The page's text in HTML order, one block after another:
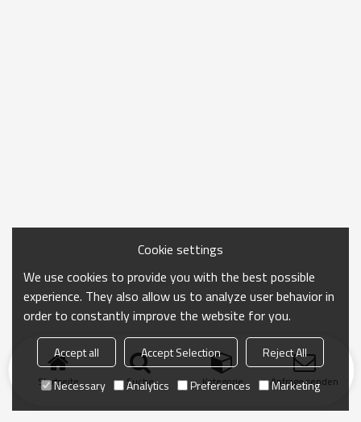
Startseite Suche Kategorie Anfrage senden
Cookie settings
We use cookies to provide you with the best possible
experience. They also allow us to analyze user behavior in
order to constantly improve the website for you.
Accept all Accept Selection
Reject All
Necessary
Analytics Preferences Marketing